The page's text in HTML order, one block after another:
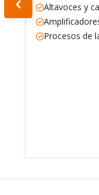
Altavoces y
Procesos de